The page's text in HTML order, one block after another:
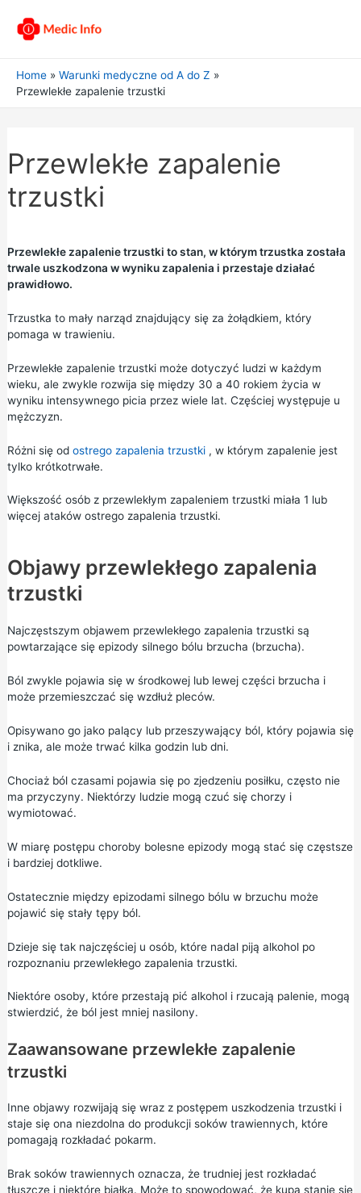
Home
Warunki medyczne od A do Z
Przewlekłe zapalenie trzustki
Przewlekłe zapalenie
trzustki
Przewlekłe zapalenie trzustki to stan, w którym trzustka została
trwale uszkodzona w wyniku zapalenia i przestaje działać
prawidłowo.
Trzustka to mały narząd znajdujący się za żołądkiem, który
pomaga w trawieniu.
Przewlekłe zapalenie trzustki może dotyczyć ludzi w każdym
wieku, ale zwykle rozwija się między 30 a 40 rokiem życia w
wyniku intensywnego picia przez wiele lat. Częściej występuje u
mężczyzn.
Różni się od ostrego zapalenia trzustki, w którym zapalenie jest
tylko krótkotrwałe.
Większość osób z przewlekłym zapaleniem trzustki miała 1 lub
więcej ataków ostrego zapalenia trzustki.
Objawy przewlekłego zapalenia
trzustki
Najczęstszym objawem przewlekłego zapalenia trzustki są
powtarzające się epizody silnego bólu brzucha (brzucha).
Ból zwykle pojawia się w środkowej lub lewej części brzucha i
może przemieszczać się wzdłuż pleców.
Opisywano go jako palący lub przeszywający ból, który pojawia się
i znika, ale może trwać kilka godzin lub dni.
Chociaż ból czasami pojawia się po zjedzeniu posiłku, często nie
ma przyczyny. Niektórzy ludzie mogą czuć się chorzy i
wymiotować.
W miarę postępu choroby bolesne epizody mogą stać się częstsze
i bardziej dotkliwe.
Ostatecznie między epizodami silnego bólu w brzuchu może
pojawić się stały tępy ból.
Dzieje się tak najczęściej u osób, które nadal piją alkohol po
rozpoznaniu przewlekłego zapalenia trzustki.
Niektóre osoby, które przestają pić alkoholi rzucają palenie, mogą
stwierdzić, że ból jest mniej nasilony.
Zaawansowane przewlekłe zapalenie
trzustki
Inne objawy rozwijają się wraz z postępem uszkodzenia trzustki i
staje się ona niezdolna do produkcji soków trawiennych, które
pomagają rozkładać pokarm.
Brak soków trawiennych oznacza, że trudniej jest rozkładać
tłuszcze i niektóre białka. Może to spowodować, że kupa stanie się